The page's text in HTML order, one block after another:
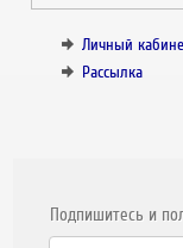
Личный
Рассылка
Подпишитесь и